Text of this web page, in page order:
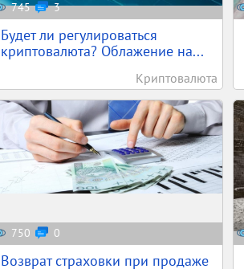
745 3
Будет ли регулироваться
криптовалюта? Облажение на...
Криптовалюта
750 0
Возврат страховки при продаже